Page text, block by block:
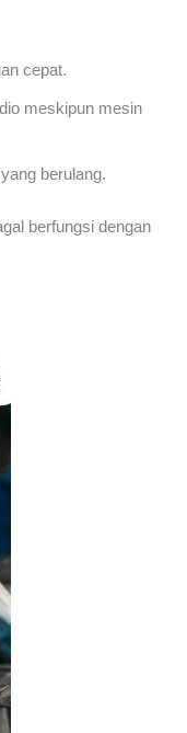
cepat.
meskipun mesin
berulang.
berfungsi dengan